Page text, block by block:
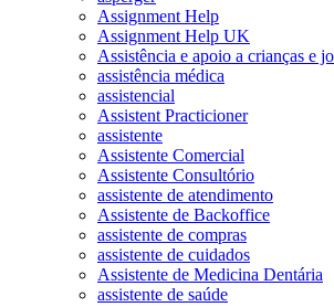
Assignment Help
Assignment Help UK
Assistência e apoio a crianças e
assistência médica
assistencial
Assistent Practicioner
assistente
Assistente Comercial
Assistente Consultório
assistente de atendimento
Assistente de Backoffice
assistente de compras
assistente de cuidados
Assistente de Medicina Dentária
assistente de saúde